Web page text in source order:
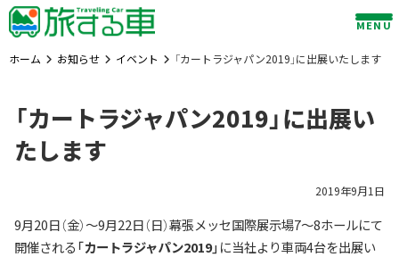
Skip
to
content
MENU
ホーム お知らせ イベント 「カートラジャパン2019」に出展いたします
「カートラジャパン2019」に出展い
たします
2019年9月1日
9月20日（金）〜9月22日（日）幕張メッセ国際展示場7〜8ホールにて
開催される「カートラジャパン2019」 に当社より車両4台を出展い